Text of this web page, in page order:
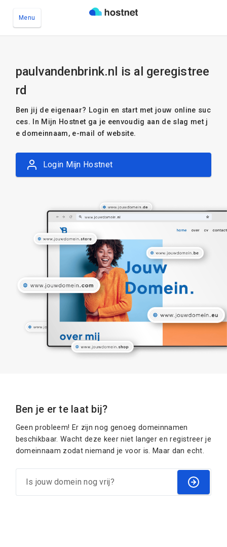
Menu
paulvandenbrink.nl is al geregistree
rd
Ben jij de eigenaar? Login en start met jouw online suc
ces. In Mijn Hostnet ga je eenvoudig aan de slag met j
e domeinnaam, e-mail of website.
Login Mijn Hostnet
Ben je er te laat bij?
Geen probleem! Er zijn nog genoeg domeinnamen
beschikbaar. Wacht deze keer niet langer en registreer je
domeinnaam zodat niemand je voor is. Maar dan echt.